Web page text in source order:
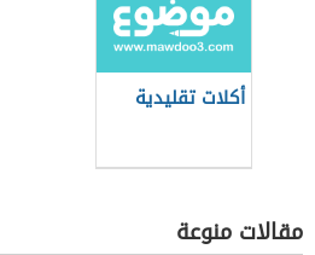
أكلات تقليدية
مقالات منوعة